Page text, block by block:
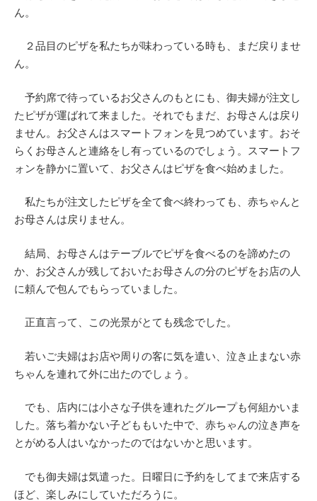
ん。
２品目のピザを私たちが味わっている時も、まだ戻りませ
ん。
予約席で待っているお父さんのもとにも、御夫婦が注文し
たピザが運ばれて来ました。それでもまだ、お母さんは戻り
ません。お父さんはスマートフォンを見つめています。おそ
らくお母さんと連絡をし有っているのでしょう。スマートフ
ォンを静かに置いて、お父さんはピザを食べ始めました。
私たちが注文したピザを全て食べ終わっても、赤ちゃんと
お母さんは戻りません。
結局、お母さんはテーブルでピザを食べるのを諦めたの
か、お父さんが残しておいたお母さんの分のピザをお店の人
に頼んで包んでもらっていました。
正直言って、この光景がとても残念でした。
若いご夫婦はお店や周りの客に気を遣い、泣き止まない赤
ちゃんを連れて外に出たのでしょう。
でも、店内には小さな子供を連れたグループも何組かいま
した。落ち着かない子どももいた中で、赤ちゃんの泣き声を
とがめる人はいなかったのではないかと思います。
でも御夫婦は気遣った。日曜日に予約をしてまで来店する
ほど、楽しみにしていただろうに。